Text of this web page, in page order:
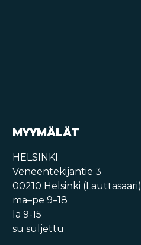
MYYMÄLÄT
HELSINKI
Veneentekijäntie 3
00210 Helsinki (Lauttasaari)
ma–pe 9–18
la 9-15
su suljettu